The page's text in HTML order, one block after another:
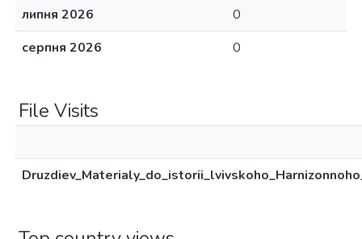
липня 2026
0
серпня 2026
0
File Visits